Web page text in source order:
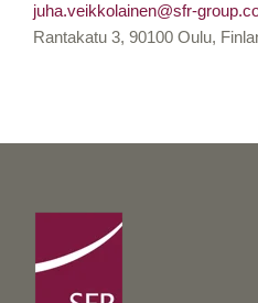
juha.veikkolainen@sfr-
Rantakatu 3, 90100 Oulu,